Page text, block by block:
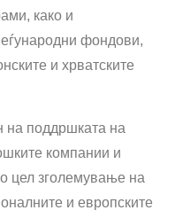
како и
фондови,
и хрватските
на поддршката на
компании и
цел зголемување на
и европските